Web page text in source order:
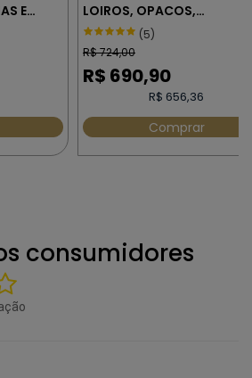
E
LOIROS, OPACOS,
DESCOLORIDOS E COM
ACÚMULO DE RESÍDUOS
BLONDE LIFE JOICO
(5)
R$724,00
R$ 690,90
R$ 656,36
Comprar
consumidores